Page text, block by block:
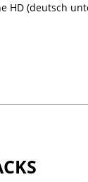
HD (deutsch